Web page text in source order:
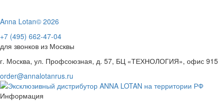
Anna Lotan© 2026
+7 (495) 662-47-04
для звонков из Москвы
г. Москва, ул. Профсоюзная, д. 57, БЦ «ТЕХНОЛОГИЯ», офис 915
order@annalotanrus.ru
Информация